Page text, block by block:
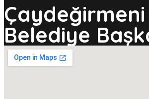
Çaydeğirmeni
Belediye